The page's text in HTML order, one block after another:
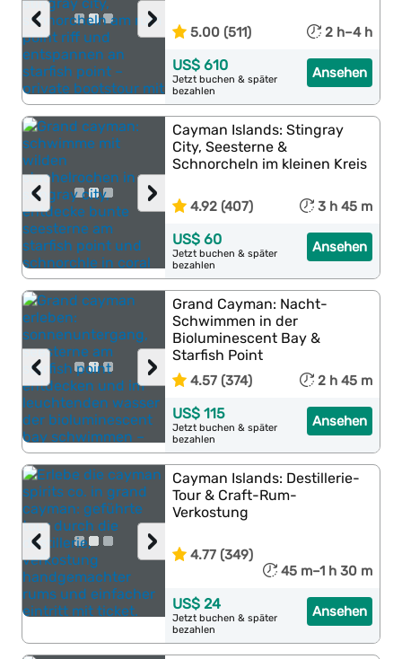
›
‹ 5.00 (511) 2 h–4 h
Ansehen
US$ 610
Jetzt buchen & später
bezahlen
›
‹
Cayman Islands: Stingray
City, Seesterne &
Schnorcheln im kleinen Kreis
4.92 (407) 3 h 45 m
Ansehen
US$ 60
Jetzt buchen & später
bezahlen
›
‹
Grand Cayman: Nacht-
Schwimmen in der
Bioluminescent Bay &
Starfish Point
4.57 (374) 2 h 45 m
Ansehen
US$ 115
Jetzt buchen & später
bezahlen
›
‹
Cayman Islands: Destillerie-
Tour & Craft-Rum-
Verkostung
4.77 (349)
45 m–1 h 30 m
Ansehen
US$ 24
Jetzt buchen & später
bezahlen